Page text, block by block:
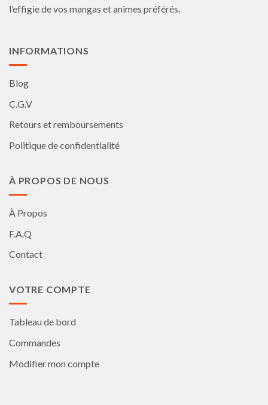
la
l’effigie de vos mangas et animes préférés.
INFORMATIONS
Blog
C.G.V
Retours et remboursements
Politique de confidentialité
À PROPOS DE NOUS
À Propos
F.A.Q
Contact
VOTRE COMPTE
Tableau de bord
Commandes
Modifier mon compte